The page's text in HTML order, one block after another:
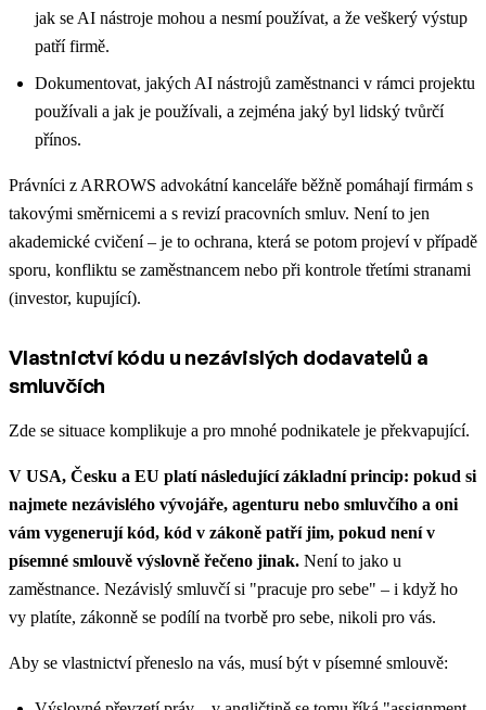
jak se AI nástroje mohou a nesmí používat, a že veškerý výstup
patří firmě.
Dokumentovat, jakých AI nástrojů zaměstnanci v rámci projektu
používali a jak je používali, a zejména jaký byl lidský tvůrčí
přínos.
Právníci z ARROWS advokátní kanceláře běžně pomáhají firmám s
takovými směrnicemi a s revizí pracovních smluv. Není to jen
akademické cvičení – je to ochrana, která se potom projeví v případě
sporu, konfliktu se zaměstnancem nebo při kontrole třetími stranami
(investor, kupující).
Vlastnictví kódu u nezávislých dodavatelů a
smluvčích
Zde se situace komplikuje a pro mnohé podnikatele je překvapující.
V USA, Česku a EU platí následující základní princip: pokud si
najmete nezávislého vývojáře, agenturu nebo smluvčího a oni
vám vygenerují kód, kód v zákoně patří jim, pokud není v
písemné smlouvě výslovně řečeno jinak. Není to jako u
zaměstnance. Nezávislý smluvčí si "pracuje pro sebe" – i když ho
vy platíte, zákonně se podílí na tvorbě pro sebe, nikoli pro vás.
Aby se vlastnictví přeneslo na vás, musí být v písemné smlouvě: